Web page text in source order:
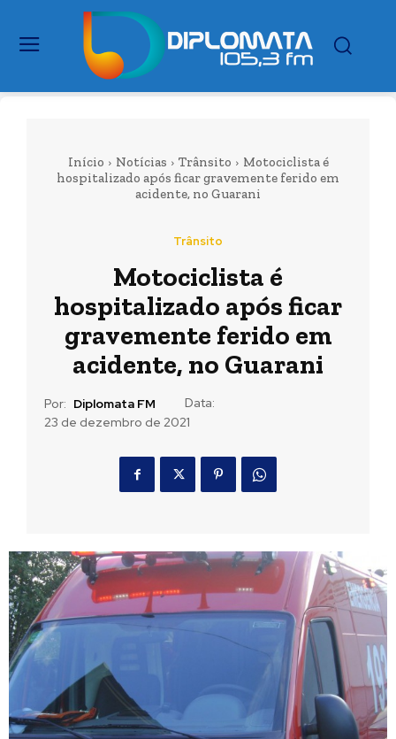
Início Notícias Trânsito
Motociclista é
hospitalizado após ficar gravemente ferido em
acidente, no Guarani
Trânsito
Motociclista é
hospitalizado após ficar
gravemente ferido em
acidente, no Guarani
Por: Diplomata FM
Data:
23 de dezembro de 2021